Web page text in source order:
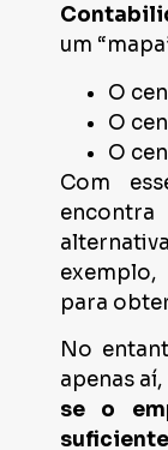
um
O
O
O
Com
para
No
apenas
se o